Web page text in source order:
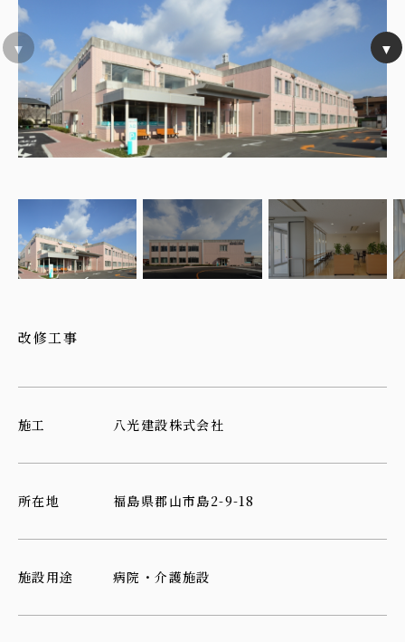
改修工事
施工 八光建設株式会社
所在地 福島県郡山市島2-9-18
施設用途 病院・介護施設